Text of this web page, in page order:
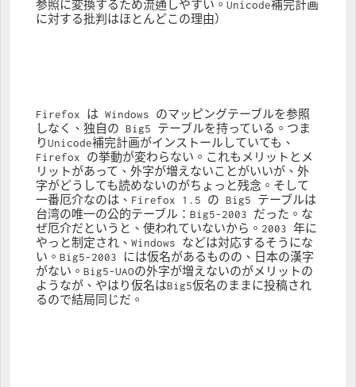
参照に変換するため流通しやすい。Unicode補完計画
に対する批判はほとんどこの理由）
Firefox は Windows のマッピングテーブルを参照
しなく、独自の Big5 テーブルを持っている。つま
りUnicode補完計画がインストールしていても、
Firefox の挙動が変わらない。これもメリットとメ
リットがあって、外字が増えないことがいいが、外
字がどうしても読めないのがちょっと残念。そして
一番厄介なのは、Firefox 1.5 の Big5 テーブルは
台湾の唯一の公的テーブル：Big5-2003 だった。な
ぜ厄介だというと、使われていないから。2003 年に
やっと制定され、Windows などは対応するそうにな
い。Big5-2003 には仮名があるものの、日本の漢字
がない。Big5-UAOの外字が増えないのがメリットの
ようなが、やはり仮名はBig5仮名のままに投稿され
るので結局同じだ。